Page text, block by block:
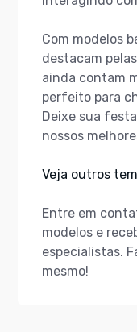
Com modelos
destacam
ainda contam
perfeito para
Deixe sua
nossos
Veja outros
Entre em
modelos e
especialistas.
mesmo!